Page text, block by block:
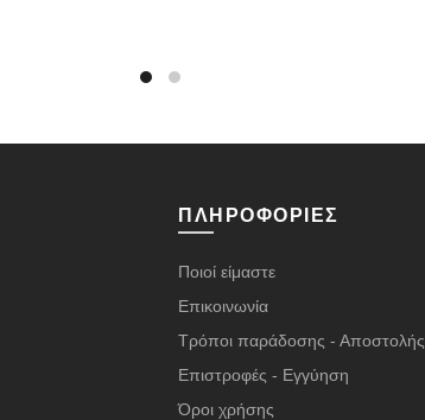
ΠΛΗΡΟΦΟΡΊΕΣ
Ποιοί είμαστε
Επικοινωνία
Τρόποι παράδοσης - Αποστολής
Επιστροφές - Εγγύηση
Όροι χρήσης